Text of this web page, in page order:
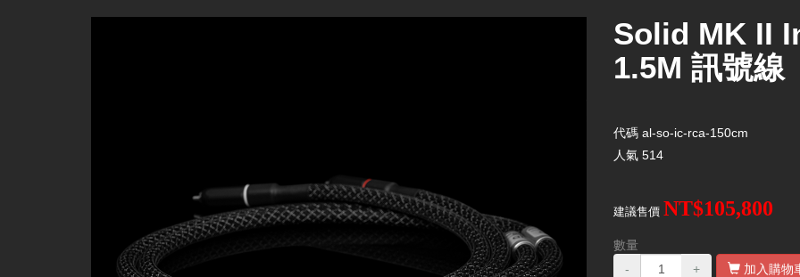
Solid MK II
1.5M 訊號線
代碼 al-so-ic-rca-150cm
人氣 514
建議售價 NT$105,800
數量
-
+ 加入購物